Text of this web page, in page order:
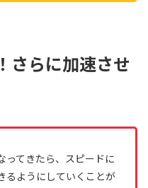
さらに加速させ
ってきたら、スピードに
るようにしていくことが